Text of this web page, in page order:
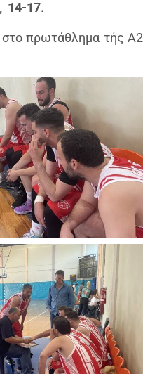
14-17.
πρωτάθλημα τής Α2